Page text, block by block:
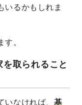
いるかもしれま
。
取られること
いなければ、基